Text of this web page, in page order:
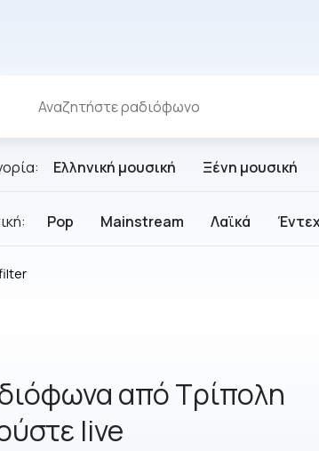
Ελληνική μουσική Ξένη μουσική
Pop Mainstream Λαϊκά
από Τρίπολη
live